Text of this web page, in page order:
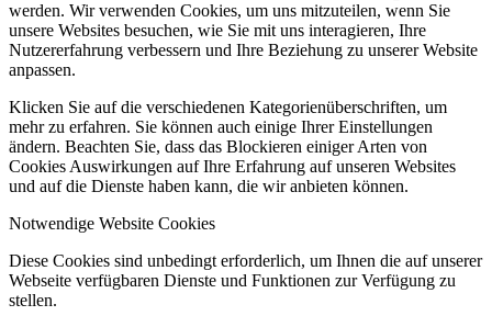
werden. Wir verwenden Cookies, um uns mitzuteilen, wenn Sie
unsere Websites besuchen, wie Sie mit uns interagieren, Ihre
Nutzererfahrung verbessern und Ihre Beziehung zu unserer Website
anpassen.
Klicken Sie auf die verschiedenen Kategorienüberschriften, um
mehr zu erfahren. Sie können auch einige Ihrer Einstellungen
ändern. Beachten Sie, dass das Blockieren einiger Arten von
Cookies Auswirkungen auf Ihre Erfahrung auf unseren Websites
und auf die Dienste haben kann, die wir anbieten können.
Notwendige Website Cookies
Diese Cookies sind unbedingt erforderlich, um Ihnen die auf unserer
Webseite verfügbaren Dienste und Funktionen zur Verfügung zu
stellen.